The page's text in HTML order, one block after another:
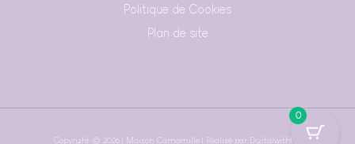
Politique de Cookies
Plan de site
Copyright © 2026 | Maison Camomille | Réalisé par Digitalwithtm
0